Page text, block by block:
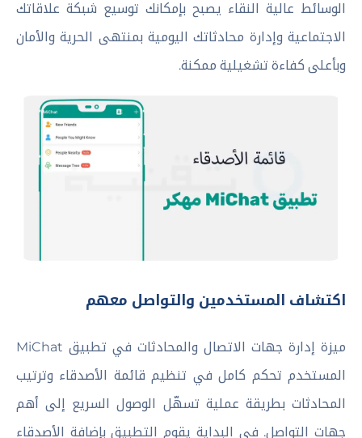
الوسائط عالية النقاء يصبح بإمكانك توسيع شبكة علاقاتك
الاجتماعية وإدارة محادثاتك اليومية بمنتهى الحرية والأمان
وبأعلى كفاءة تشغيلية ممكنة.
اكتشاف المستخدمين والتواصل معهم
ميزة إدارة جهات الاتصال والمحادثات في تطبيق MiChat
المستخدم تحكم كامل في تنظيم قائمة الأصدقاء وترتيب
المحادثات بطريقة عملية تسهّل الوصول السريع إلى أهم
جهات التواصل. في البداية يقوم التطبيق بإضافة الأصدقاء